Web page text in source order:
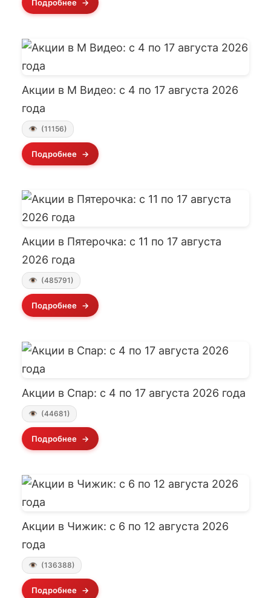
Подробнее
Акции в М Видео: с 4 по 17 августа 2026
года
(11156)
Подробнее
Акции в Пятерочка: с 11 по 17 августа
2026 года
(485791)
Подробнее
Акции в Спар: с 4 по 17 августа 2026 года
(44681)
Подробнее
Акции в Чижик: с 6 по 12 августа 2026
года
(136388)
Подробнее